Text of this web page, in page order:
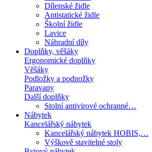
Dílenské židle
Antistatické židle
Školní židle
Lavice
Náhradní díly
Doplňky, věšáky
Ergonomické doplňky
Věšáky
Podložky a podnožky
Paravany
Další doplňky
Stolní antivirové ochranné…
Nábytek
Kancelářský nábytek
Kancelářský nábytek HOBIS,…
Výškově stavitelné stoly